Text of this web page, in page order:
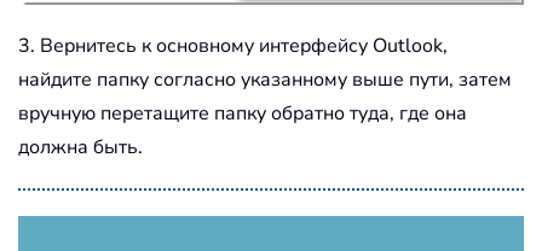
3. Вернитесь к основному интерфейсу Outlook,
найдите папку согласно указанному выше пути, затем
вручную перетащите папку обратно туда, где она
должна быть.